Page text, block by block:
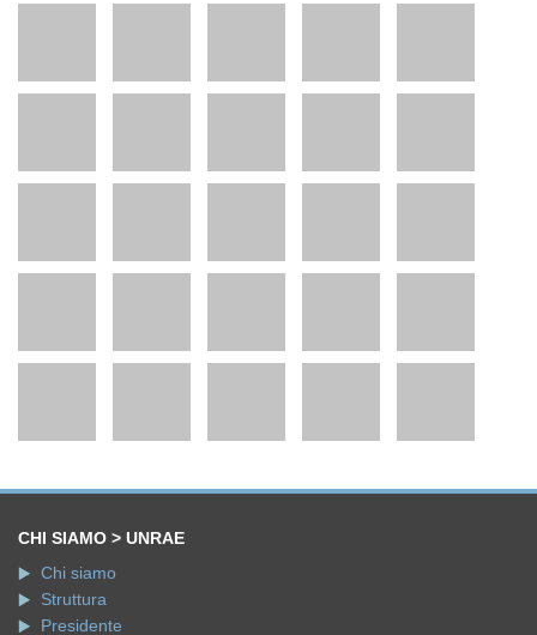
CHI SIAMO > UNRAE
Chi siamo
Struttura
Presidente